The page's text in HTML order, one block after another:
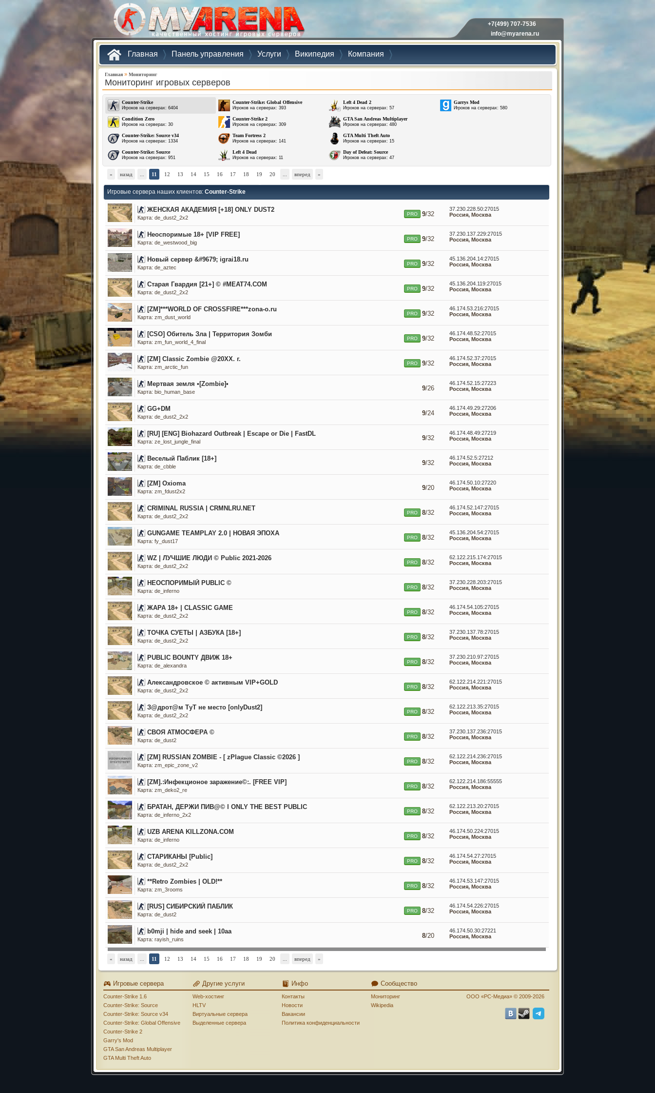
+7(499) 707-7536
info@myarena.ru
Главная Панель управления Услуги Википедия Компания
Главная » Мониторинг
Мониторинг игровых серверов
Counter-Strike
Игроков на серверах: 6404
Condition Zero
Игроков на серверах: 30
Counter-Strike: Source v34
Игроков на серверах: 1334
Counter-Strike: Source
Игроков на серверах: 951
Counter-Strike: Global Offensive
Игроков на серверах: 393
Counter-Strike 2
Игроков на серверах: 309
Team Fortress 2
Игроков на серверах: 141
Left 4 Dead
Игроков на серверах: 11
Left 4 Dead 2
Игроков на серверах: 57
GTA San Andreas Multiplayer
Игроков на серверах: 480
GTA Multi Theft Auto
Игроков на серверах: 15
Day of Defeat: Source
Игроков на серверах: 47
Garrys Mod
Игроков на серверах: 580
« назад 11 12 13 14 15 16 17 18 19 20 вперед »
Игровые сервера наших клиентов: Counter-Strike
ЖЕНСКАЯ АКАДЕМИЯ [+18] ONLY DUST2
Карта: de_dust2_2x2
PRO 9/32
37.230.228.50:27015
Россия, Москва
Неоспоримые 18+ [VIP FREE]
Карта: de_westwood_big
PRO 9/32
37.230.137.229:27015
Россия, Москва
Новый сервер &#9679; igrai18.ru
Карта: de_aztec
PRO 9/32
45.136.204.14:27015
Россия, Москва
Старая Гвардия [21+] © #MEAT74.COM
Карта: de_dust2_2x2
PRO 9/32
45.136.204.119:27015
Россия, Москва
[ZM]***WORLD OF CROSSFIRE***zona-o.ru
Карта: zm_dust_world
PRO 9/32
46.174.53.216:27015
Россия, Москва
[CSO] Обитель Зла | Территория Зомби
Карта: zm_fun_world_4_final
PRO 9/32
46.174.48.52:27015
Россия, Москва
[ZM] Classic Zombie @20XX. г.
Карта: zm_arctic_fun
PRO 9/32
46.174.52.37:27015
Россия, Москва
Мертвая земля •[Zombie]•
Карта: bio_human_base 9/26
46.174.52.15:27223
Россия, Москва
GG+DM
Карта: de_dust2_2x2 9/24
46.174.49.29:27206
Россия, Москва
[RU] [ENG] Biohazard Outbreak | Escape or Die | FastDL
Карта: ze_lost_jungle_final 9/32
46.174.48.49:27219
Россия, Москва
Веселый Паблик [18+]
Карта: de_cbble 9/32
46.174.52.5:27212
Россия, Москва
[ZM] Oxioma
Карта: zm_fdust2x2 9/20
46.174.50.10:27220
Россия, Москва
CRIMINAL RUSSIA | CRMNLRU.NET
Карта: de_dust2_2x2
PRO 8/32
46.174.52.147:27015
Россия, Москва
GUNGAME TEAMPLAY 2.0 | НОВАЯ ЭПОХА
Карта: fy_dust17
PRO 8/32
45.136.204.54:27015
Россия, Москва
WZ | ЛУЧШИЕ ЛЮДИ © Publiс 2021-2026
Карта: de_dust2_2x2
PRO 8/32
62.122.215.174:27015
Россия, Москва
HEOCПOPИMЫЙ PUBLIC ©
Карта: de_inferno
PRO 8/32
37.230.228.203:27015
Россия, Москва
ЖАРА 18+ | CLASSIC GAME
Карта: de_dust2_2x2
PRO 8/32
46.174.54.105:27015
Россия, Москва
ТОЧКА СУЕТЫ | АЗБУКА [18+]
Карта: de_dust2_2x2
PRO 8/32
37.230.137.78:27015
Россия, Москва
PUBLIC BOUNTY ДВИЖ 18+
Карта: de_alexandra
PRO 8/32
37.230.210.97:27015
Россия, Москва
Александровское © активным VIP+GOLD
Карта: de_dust2_2x2
PRO 8/32
62.122.214.221:27015
Россия, Москва
З@дрот@м ТyТ не место [onlyDust2]
Карта: de_dust2_2x2
PRO 8/32
62.122.213.35:27015
Россия, Москва
СВОЯ АТМОСФЕРА ©
Карта: de_dust2
PRO 8/32
37.230.137.236:27015
Россия, Москва
[ZM] RUSSIAN ZOMBIE - [ zPlague Classic ©2026 ]
Карта: zm_epic_zone_v2
PRO 8/32
62.122.214.236:27015
Россия, Москва
[ZM].:Инфекционое заражение©:. [FREE VIP]
Карта: zm_deko2_re
PRO 8/32
62.122.214.186:55555
Россия, Москва
БРАТАН, ДЕРЖИ ПИВ@© l ONLY THE BEST PUBLIC
Карта: de_inferno_2x2
PRO 8/32
62.122.213.20:27015
Россия, Москва
UZB ARENA KILLZONA.COM
Карта: de_inferno
PRO 8/32
46.174.50.224:27015
Россия, Москва
СТАРИКАНЫ [Public]
Карта: de_dust2_2x2
PRO 8/32
46.174.54.27:27015
Россия, Москва
**Retro Zombies | OLD!**
Карта: zm_3rooms
PRO 8/32
46.174.53.147:27015
Россия, Москва
[RUS] СИБИРСКИЙ ПАБЛИК
Карта: de_dust2
PRO 8/32
46.174.54.226:27015
Россия, Москва
b0mji | hide and seek | 10aa
Карта: rayish_ruins 8/20
46.174.50.30:27221
Россия, Москва
« назад 11 12 13 14 15 16 17 18 19 20 вперед »
Игровые сервера
Counter-Strike 1.6
Counter-Strike: Source
Counter-Strike: Source v34
Counter-Strike: Global Offensive
Counter-Strike 2
Garry's Mod
GTA San Andreas Multiplayer
GTA Multi Theft Auto
Другие услуги
Web-хостинг
HLTV
Виртуальные сервера
Выделенные сервера
Инфо
Контакты
Новости
Вакансии
Политика конфиденциальности
Сообщество
Мониторинг
Wikipedia
ООО «PC-Медиа» © 2009-2026